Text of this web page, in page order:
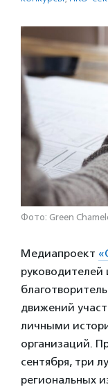
Фото: Green
Медиапроект
руководителей
движений
личными
организаций.
сентября, три
региональных